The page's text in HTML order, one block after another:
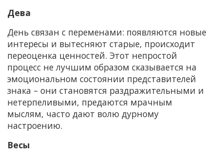
Дева
День связан с переменами: появляются новые
интересы и вытесняют старые, происходит
переоценка ценностей. Этот непростой
процесс не лучшим образом сказывается на
эмоциональном состоянии представителей
знака – они становятся раздражительными и
нетерпеливыми, предаются мрачным
мыслям, часто дают волю дурному
настроению.
Весы